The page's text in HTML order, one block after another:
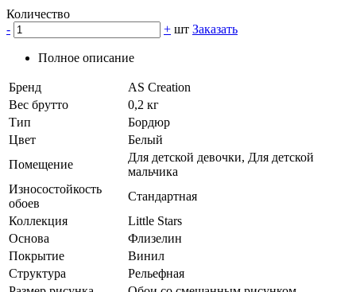
Количество
-
+ шт Заказать
Полное описание
Бренд
AS Creation
Вес брутто
0,2 кг
Тип
Бордюр
Цвет
Белый
Помещение
Для детской девочки, Для детской
мальчика
Износостойкость
обоев
Стандартная
Коллекция
Little Stars
Основа
Флизелин
Покрытие
Винил
Структура
Рельефная